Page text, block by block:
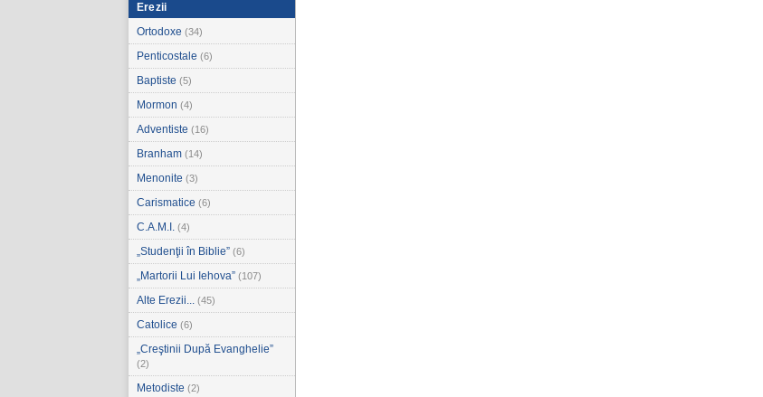
Erezii
Ortodoxe (34)
Penticostale (6)
Baptiste (5)
Mormon (4)
Adventiste (16)
Branham (14)
Menonite (3)
Carismatice (6)
C.A.M.I. (4)
„Studenţii în Biblie” (6)
„Martorii Lui Iehova” (107)
Alte Erezii... (45)
Catolice (6)
„Creştinii După Evanghelie”
(2)
Metodiste (2)